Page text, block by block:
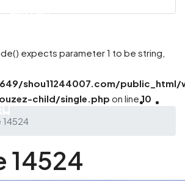
expects parameter 1 to be string,
shou11244007.com/
child/single.php on line 10
14524
14524